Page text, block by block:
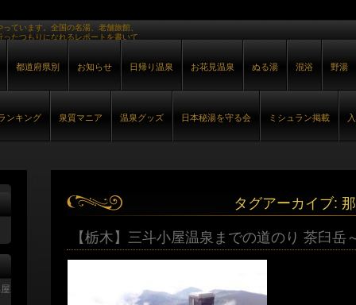
ています。全国の名湯、老舗旅館、
たつもりになれるレポートを書いて
都道府県別 お知らせ 日帰り温泉 お花見温泉 ぬる湯 混浴 野湯
ンキング 泉質マニア 温泉グッズ 日本秘湯を守る会 ミシュラン掲載
タグアーカイブ:
【栃木】三斗小屋温泉までの道のり 茶臼岳